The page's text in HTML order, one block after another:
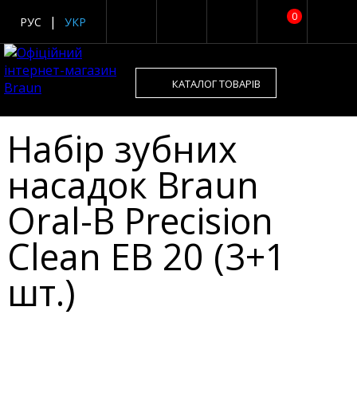
0
РУС УКР
КАТАЛОГ ТОВАРІВ
Набір зубних
насадок Braun
Oral-B Precision
Clean EB 20 (3+1
шт.)